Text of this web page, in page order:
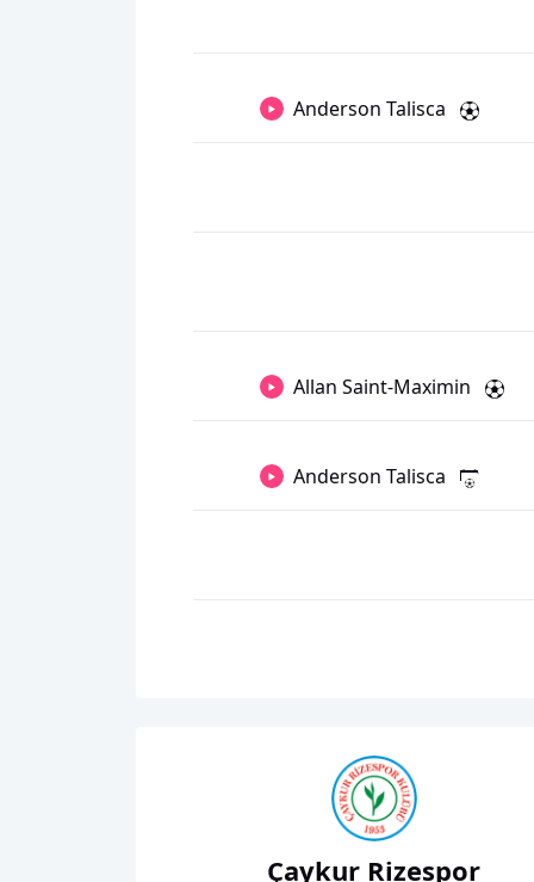
Anderson Talisca
Allan Saint-Maximin
Anderson Talisca
Çaykur Rizespor